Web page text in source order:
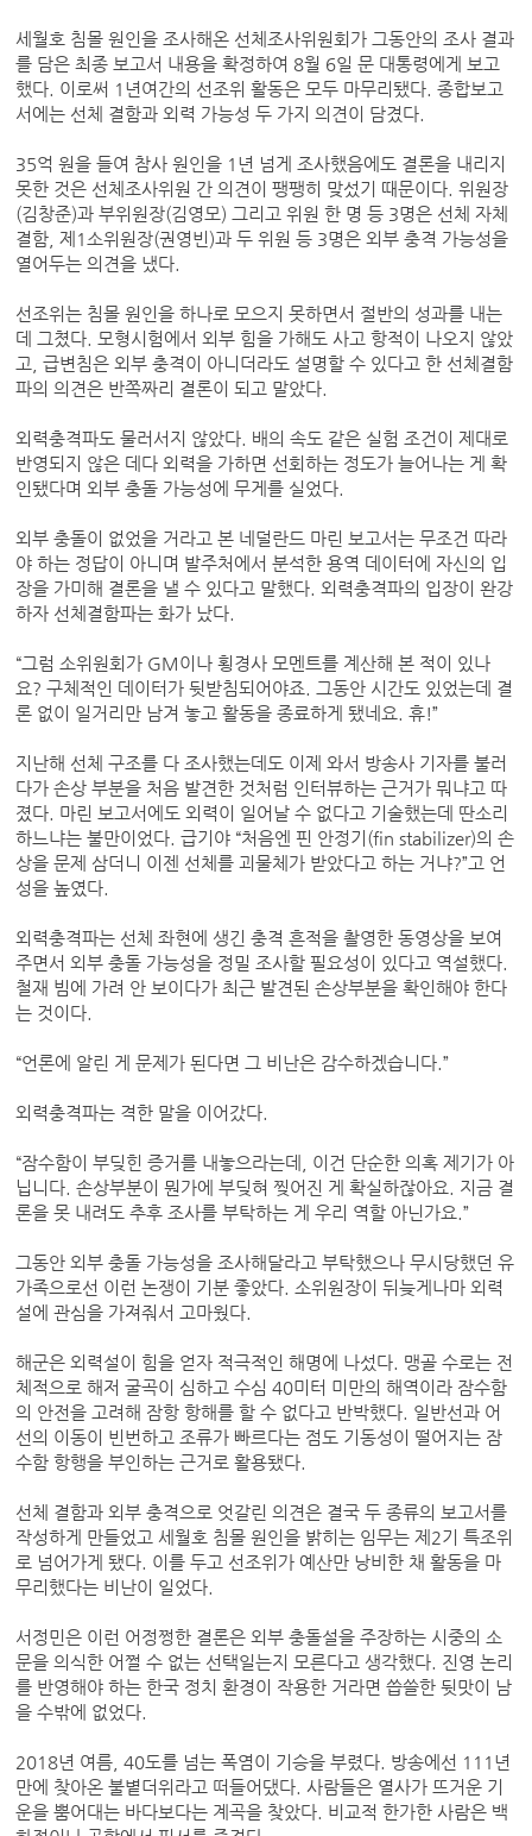
세월호 침몰 원인을 조사해온 선체조사위원회가 그동안의 조사 결과
를 담은 최종 보고서 내용을 확정하여 8월 6일 문 대통령에게 보고
했다. 이로써 1년여간의 선조위 활동은 모두 마무리됐다. 종합보고
서에는 선체 결함과 외력 가능성 두 가지 의견이 담겼다.
35억 원을 들여 참사 원인을 1년 넘게 조사했음에도 결론을 내리지
못한 것은 선체조사위원 간 의견이 팽팽히 맞섰기 때문이다. 위원장
(김창준)과 부위원장(김영모) 그리고 위원 한 명 등 3명은 선체 자체
결함, 제1소위원장(권영빈)과 두 위원 등 3명은 외부 충격 가능성을
열어두는 의견을 냈다.
선조위는 침몰 원인을 하나로 모으지 못하면서 절반의 성과를 내는
데 그쳤다. 모형시험에서 외부 힘을 가해도 사고 항적이 나오지 않았
고, 급변침은 외부 충격이 아니더라도 설명할 수 있다고 한 선체결함
파의 의견은 반쪽짜리 결론이 되고 말았다.
외력충격파도 물러서지 않았다. 배의 속도 같은 실험 조건이 제대로
반영되지 않은 데다 외력을 가하면 선회하는 정도가 늘어나는 게 확
인됐다며 외부 충돌 가능성에 무게를 실었다.
외부 충돌이 없었을 거라고 본 네덜란드 마린 보고서는 무조건 따라
야 하는 정답이 아니며 발주처에서 분석한 용역 데이터에 자신의 입
장을 가미해 결론을 낼 수 있다고 말했다. 외력충격파의 입장이 완강
하자 선체결함파는 화가 났다.
“그럼 소위원회가 GM이나 횡경사 모멘트를 계산해 본 적이 있나
요? 구체적인 데이터가 뒷받침되어야죠. 그동안 시간도 있었는데 결
론 없이 일거리만 남겨 놓고 활동을 종료하게 됐네요. 휴!”
지난해 선체 구조를 다 조사했는데도 이제 와서 방송사 기자를 불러
다가 손상 부분을 처음 발견한 것처럼 인터뷰하는 근거가 뭐냐고 따
졌다. 마린 보고서에도 외력이 일어날 수 없다고 기술했는데 딴소리
하느냐는 불만이었다. 급기야 “처음엔 핀 안정기(fin stabilizer)의 손
상을 문제 삼더니 이젠 선체를 괴물체가 받았다고 하는 거냐?”고 언
성을 높였다.
외력충격파는 선체 좌현에 생긴 충격 흔적을 촬영한 동영상을 보여
주면서 외부 충돌 가능성을 정밀 조사할 필요성이 있다고 역설했다.
철재 빔에 가려 안 보이다가 최근 발견된 손상부분을 확인해야 한다
는 것이다.
“언론에 알린 게 문제가 된다면 그 비난은 감수하겠습니다.”
외력충격파는 격한 말을 이어갔다.
“잠수함이 부딪힌 증거를 내놓으라는데, 이건 단순한 의혹 제기가 아
닙니다. 손상부분이 뭔가에 부딪혀 찢어진 게 확실하잖아요. 지금 결
론을 못 내려도 추후 조사를 부탁하는 게 우리 역할 아닌가요.”
그동안 외부 충돌 가능성을 조사해달라고 부탁했으나 무시당했던 유
가족으로선 이런 논쟁이 기분 좋았다. 소위원장이 뒤늦게나마 외력
설에 관심을 가져줘서 고마웠다.
해군은 외력설이 힘을 얻자 적극적인 해명에 나섰다. 맹골 수로는 전
체적으로 해저 굴곡이 심하고 수심 40미터 미만의 해역이라 잠수함
의 안전을 고려해 잠항 항해를 할 수 없다고 반박했다. 일반선과 어
선의 이동이 빈번하고 조류가 빠르다는 점도 기동성이 떨어지는 잠
수함 항행을 부인하는 근거로 활용됐다.
선체 결함과 외부 충격으로 엇갈린 의견은 결국 두 종류의 보고서를
작성하게 만들었고 세월호 침몰 원인을 밝히는 임무는 제2기 특조위
로 넘어가게 됐다. 이를 두고 선조위가 예산만 낭비한 채 활동을 마
무리했다는 비난이 일었다.
서정민은 이런 어정쩡한 결론은 외부 충돌설을 주장하는 시중의 소
문을 의식한 어쩔 수 없는 선택일는지 모른다고 생각했다. 진영 논리
를 반영해야 하는 한국 정치 환경이 작용한 거라면 씁쓸한 뒷맛이 남
을 수밖에 없었다.
2018년 여름, 40도를 넘는 폭염이 기승을 부렸다. 방송에선 111년
만에 찾아온 불볕더위라고 떠들어댔다. 사람들은 열사가 뜨거운 기
운을 뿜어대는 바다보다는 계곡을 찾았다. 비교적 한가한 사람은 백